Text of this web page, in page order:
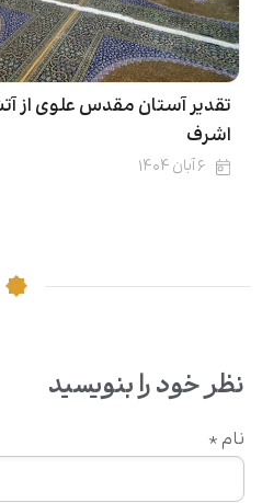
تقدیر آستان مقدس علوی از
اشرف
۶ آبان ۱۴۰۴
نظر خود را بنویسید
نام *